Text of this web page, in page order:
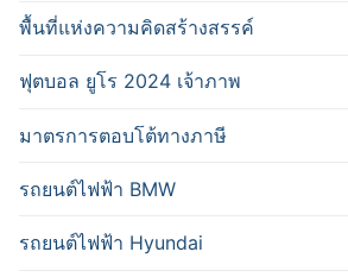
พื้นที่แห่งความคิดสร้างสรรค์
ฟุตบอล ยูโร 2024 เจ้าภาพ
มาตรการตอบโต้ทางภาษี
รถยนต์ไฟฟ้า BMW
รถยนต์ไฟฟ้า Hyundai